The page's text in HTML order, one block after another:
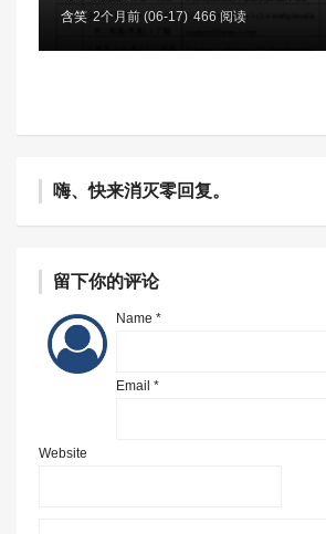
含笑 2个月前 (06-17) 466 阅读
嗨、快来消灭零回复。
留下你的评论
Name *
Email *
Website